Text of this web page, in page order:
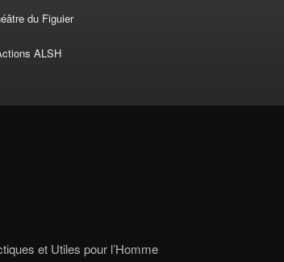
du Figuier
ALSH
et Utiles pour l’Homme